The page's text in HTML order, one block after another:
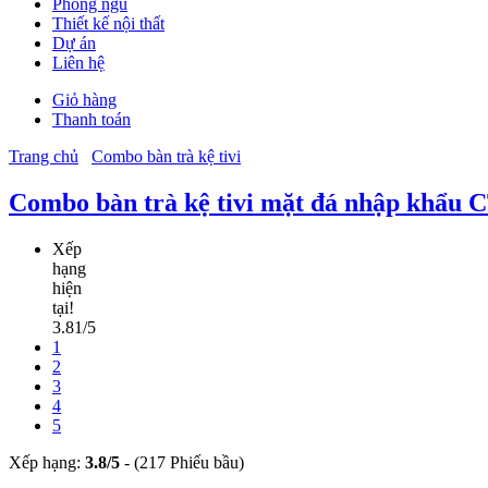
Phòng ngủ
Thiết kế nội thất
Dự án
Liên hệ
Giỏ hàng
Thanh toán
Trang chủ
Combo bàn trà kệ tivi
Combo bàn trà kệ tivi mặt đá nhập khẩu
Xếp
hạng
hiện
tại!
3.81/5
1
2
3
4
5
Xếp hạng: 3.8/5 - (217 Phiếu bầu)